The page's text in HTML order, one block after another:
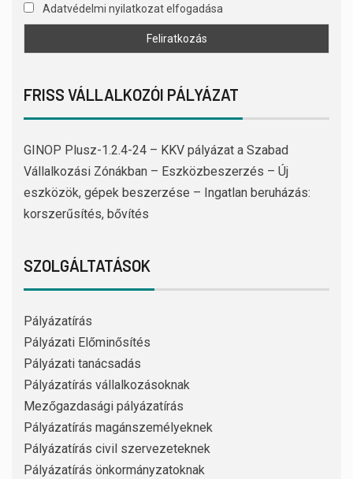
Adatvédelmi nyilatkozat elfogadása
FRISS VÁLLALKOZÓI PÁLYÁZAT
GINOP Plusz-1.2.4-24 – KKV pályázat a Szabad
Vállalkozási Zónákban – Eszközbeszerzés – Új
eszközök, gépek beszerzése – Ingatlan beruházás:
korszerűsítés, bővítés
SZOLGÁLTATÁSOK
Pályázatírás
Pályázati Előminősítés
Pályázati tanácsadás
Pályázatírás vállalkozásoknak
Mezőgazdasági pályázatírás
Pályázatírás magánszemélyeknek
Pályázatírás civil szervezeteknek
Pályázatírás önkormányzatoknak